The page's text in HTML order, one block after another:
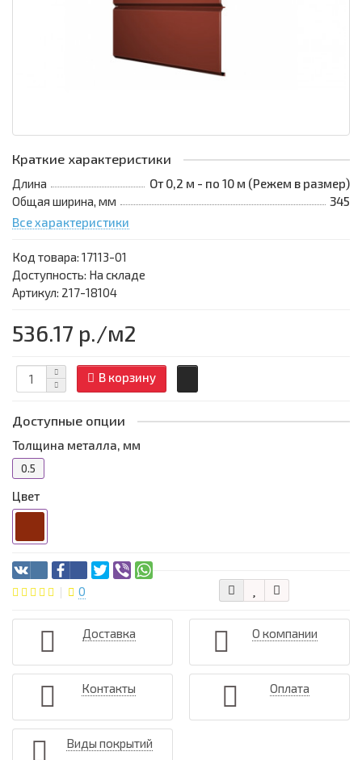
Краткие характеристики
Длина
От 0,2 м - по 10 м (Режем в размер)
Общая ширина, мм
345
Все характеристики
Код товара: 17113-01
Доступность: На складе
Артикул: 217-18104
536.17 р./м2
В корзину
Доступные опции
Толщина металла, мм
0.5
Цвет
0
Доставка О компании
Контакты Оплата
Виды покрытий